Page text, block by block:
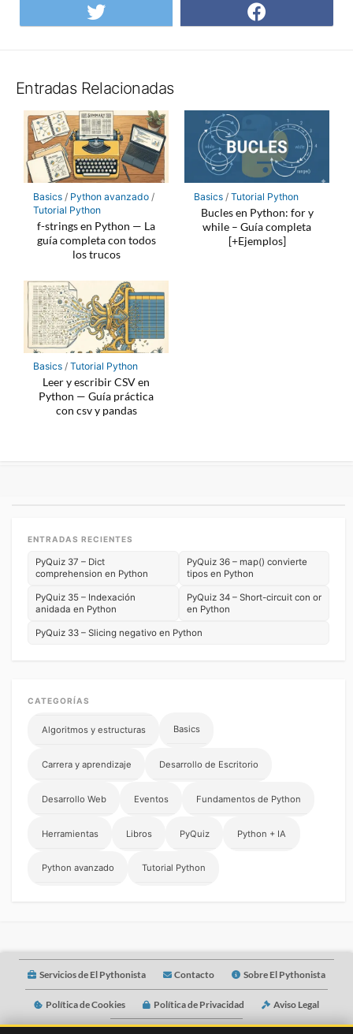
Compartir
en
en
Entradas Relacionadas
Basics/ Python avanzado/
Tutorial Python
f-strings en Python — La
guía completa con todos
los trucos
Basics/ Tutorial Python
Bucles en Python: for y
while – Guía completa
[+Ejemplos]
Basics/ Tutorial Python
Leer y escribir CSV en
Python — Guía práctica
con csv y pandas
ENTRADAS RECIENTES
PyQuiz 37 – Dict
comprehension en Python
PyQuiz 36 – map() convierte
tipos en Python
PyQuiz 35 – Indexación
anidada en Python
PyQuiz 34 – Short-circuit con or
en Python
PyQuiz 33 – Slicing negativo en Python
CATEGORÍAS
Algoritmos y estructuras Basics
Carrera y aprendizaje Desarrollo de Escritorio
Desarrollo Web Eventos Fundamentos de Python
Herramientas Libros PyQuiz Python + IA
Python avanzado Tutorial Python
Servicios de El Pythonista Contacto Sobre El Pythonista
Política de Cookies Política de Privacidad Aviso Legal